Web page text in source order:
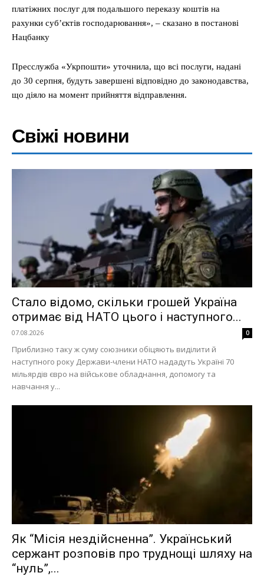
платіжних послуг для подальшого переказу коштів на
рахунки суб’єктів господарювання», – сказано в постанові
Нацбанку
Пресслужба «Укрпошти» уточнила, що всі послуги, надані
до 30 серпня, будуть завершені відповідно до законодавства,
що діяло на момент прийняття відправлення.
Свіжі новини
Стало відомо, скільки грошей Україна
отримає від НАТО цього і наступного...
07.08.2026 0
Приблизно таку ж суму союзники обіцяють виділити й
наступного року Держави-члени НАТО нададуть Україні 70
мільярдів євро на військове обладнання, допомогу та
навчання у...
Як “Місія нездійсненна”. Український
сержант розповів про труднощі шляху на
“нуль”,...